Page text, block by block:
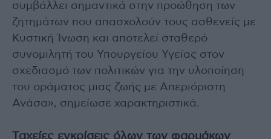
συμβάλλει σημαντικά στην προώθηση των
ζητημάτων που απασχολούν τους ασθενείς με
Κυστική Ίνωση και αποτελεί σταθερό
συνομιλητή του Υπουργείου Υγείας στον
σχεδιασμό των πολιτικών για την υλοποίηση
του οράματος μιας ζωής με Απεριόριστη
Ανάσα», σημείωσε χαρακτηριστικά.
Tαχείες εγκρίσεις όλων των φαρμάκων